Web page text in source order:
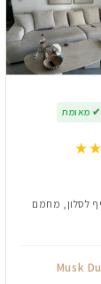
✔ מאומת
★★
לסלון, מחמם
Musk